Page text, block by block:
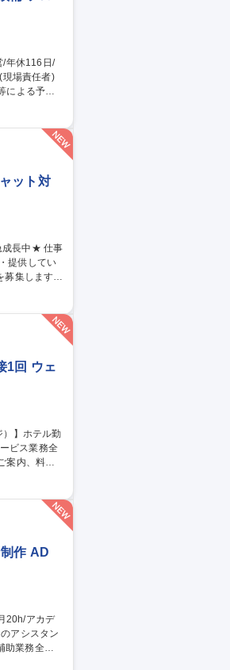
オペレーシ
ット対
提供してい
募集します！
通じサービ
長組織でCS
1回 ウェ
飲み物の配
作 AD
助業務全般